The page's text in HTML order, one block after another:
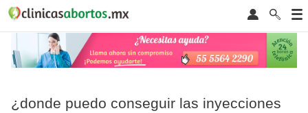
¿donde puedo conseguir las inyecciones